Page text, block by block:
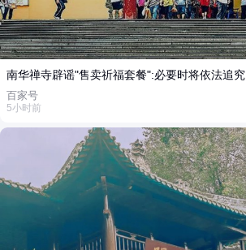
南华禅寺辟谣"售卖祈福套餐":必要时将依法追究
百家号
5小时前